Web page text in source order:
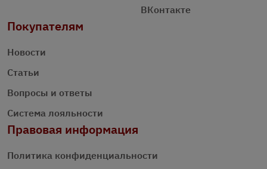
ВКонтакте
Покупателям
Новости
Статьи
Вопросы и ответы
Система лояльности
Правовая информация
Политика конфиденциальности